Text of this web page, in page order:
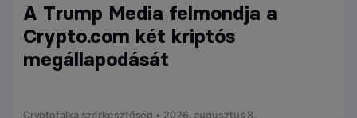
A Trump Media felmondja a
Crypto.com két kriptós
megállapodását
Cryptofalka szerkesztőség • 2026. augusztus 8.